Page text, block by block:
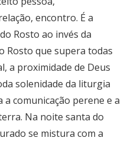
encontro. É a
Rosto ao invés da
Rosto que supera todas
a proximidade de Deus
solenidade da liturgia
comunicação perene e a
Na noite santa do
se mistura com a